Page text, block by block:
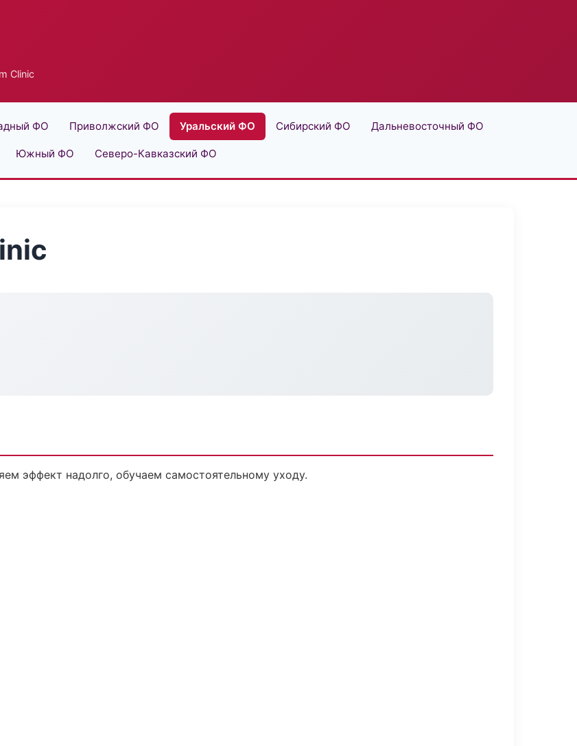
Clinic
ФО Приволжский ФО Уральский ФО Сибирский ФО Дальневосточный ФО
Южный ФО Северо-Кавказский ФО
эффект надолго, обучаем самостоятельному уходу.